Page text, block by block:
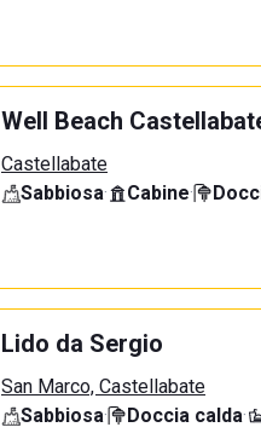
Well Beach
Castellabate
Sabbiosa· Cabine·
Lido da Sergio
San Marco, Castellabate
Sabbiosa· Doccia calda·